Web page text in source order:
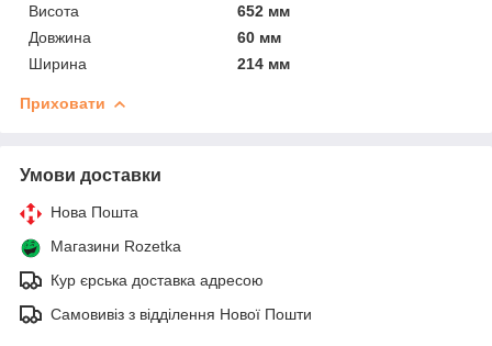
Висота
652 мм
Довжина
60 мм
Ширина
214 мм
Приховати
Умови доставки
Нова Пошта
Магазини Rozetka
Кур єрська доставка адресою
Самовивіз з відділення Нової Пошти